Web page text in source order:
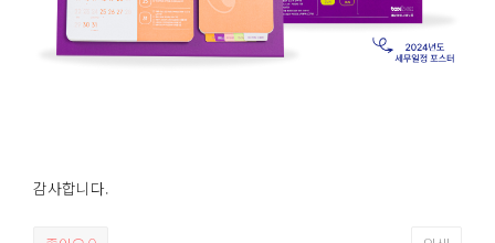
감사합니다.